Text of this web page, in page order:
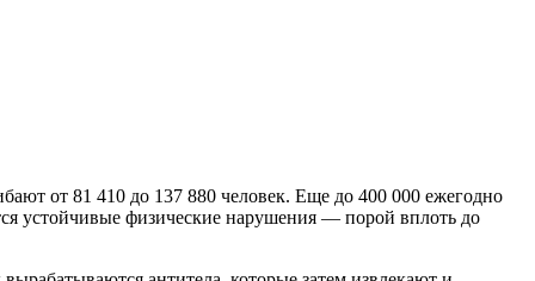
от 81 410 до 137 880 человек. Еще до 400 000 ежегодно
устойчивые физические нарушения — порой вплоть до